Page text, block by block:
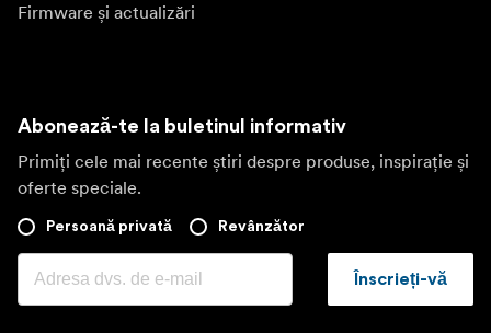
Firmware și actualizări
Abonează-te la buletinul informativ
Primiți cele mai recente știri despre produse, inspirație și
oferte speciale.
Persoană privată Revânzător
Înscrieți-vă